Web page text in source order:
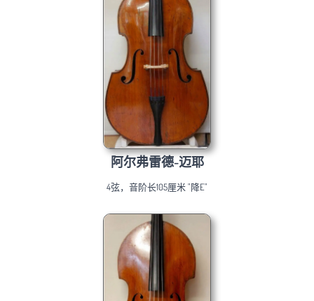
阿尔弗雷德-迈耶
4弦，音阶长105厘米 "降E"